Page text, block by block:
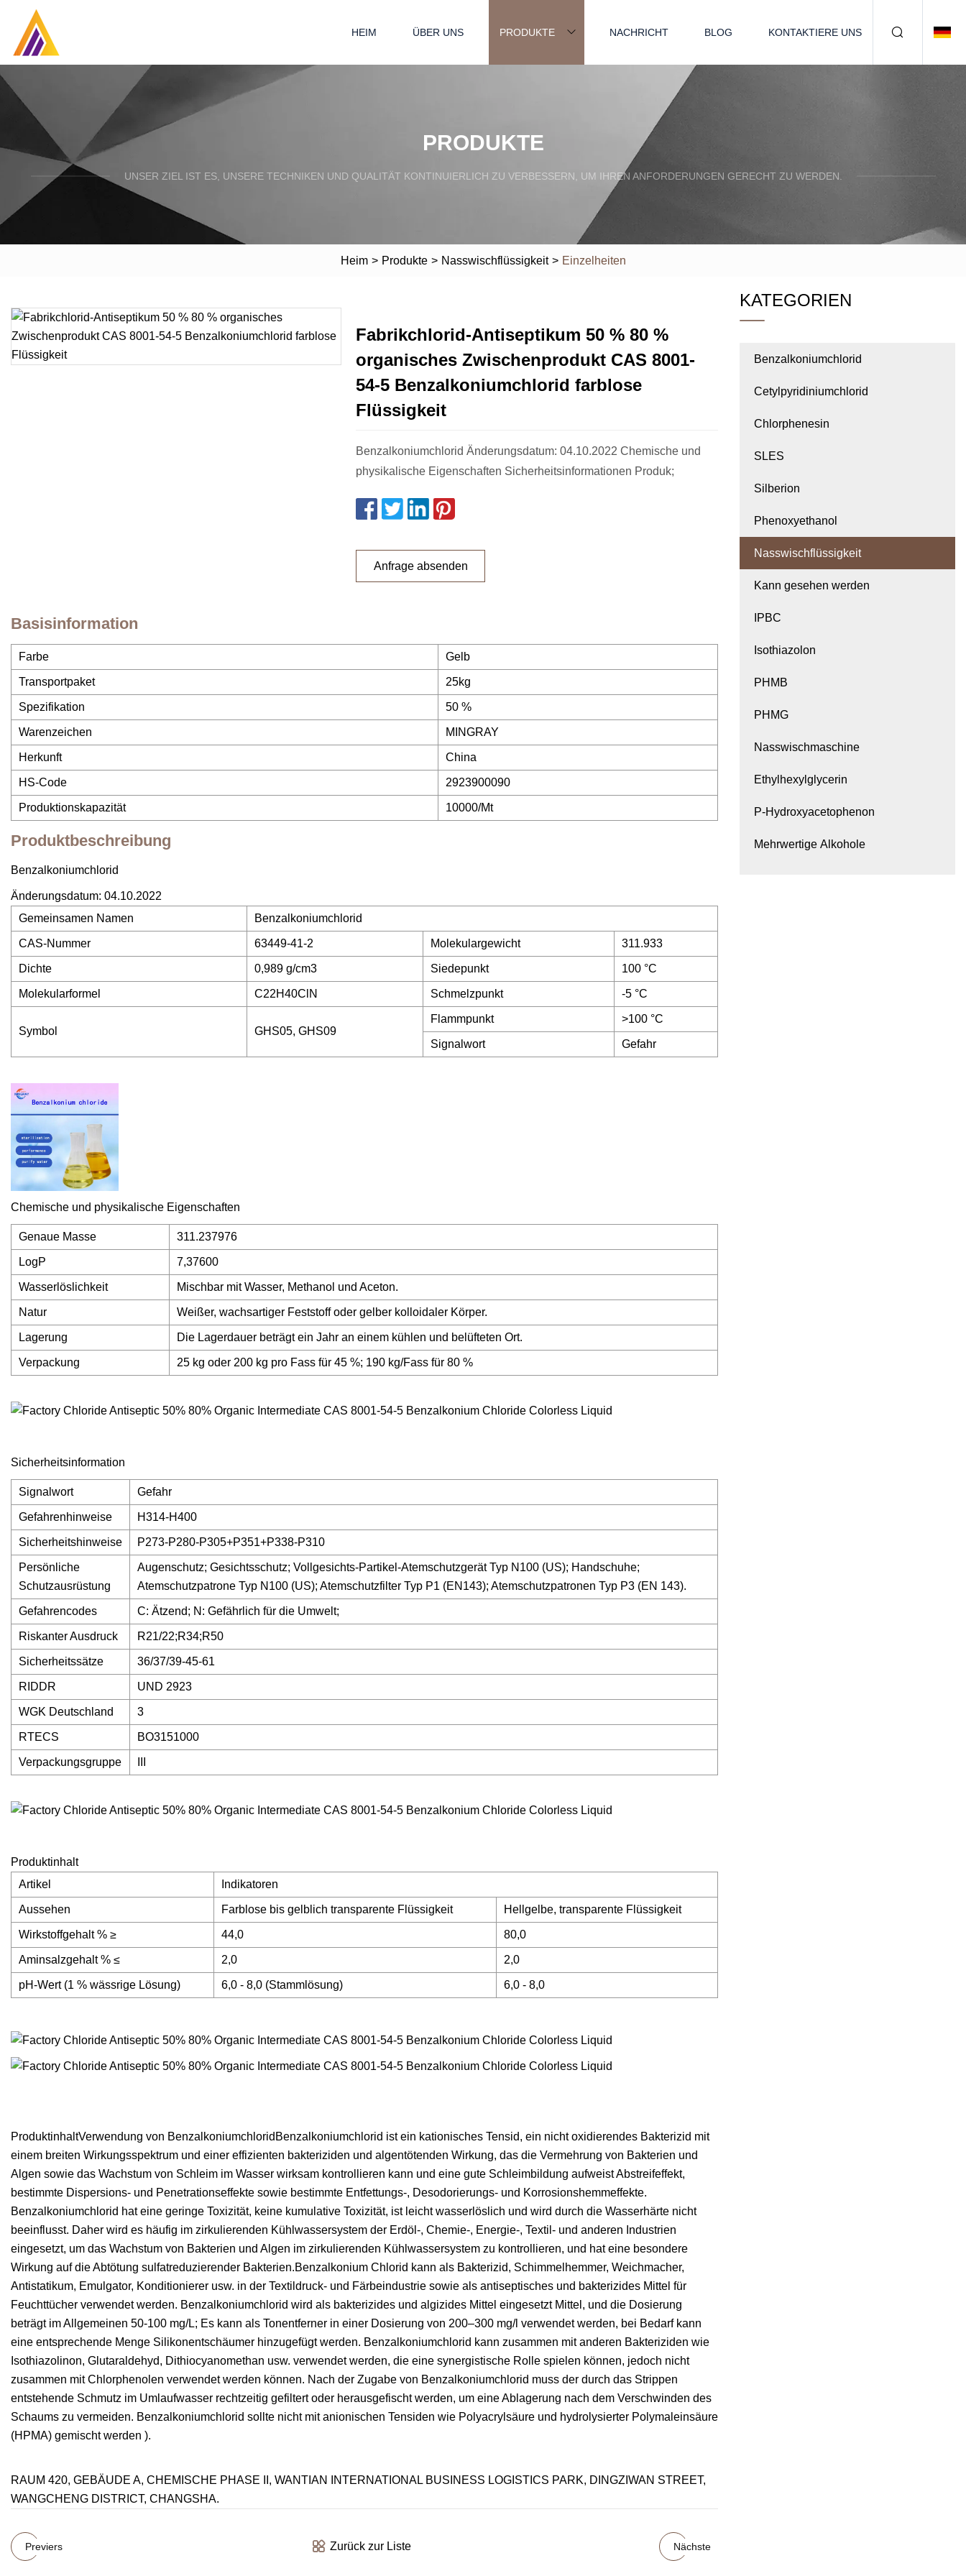
HEIM ÜBER UNS PRODUKTE NACHRICHT BLOG KONTAKTIERE UNS
PRODUKTE
UNSER ZIEL IST ES, UNSERE TECHNIKEN UND QUALITÄT KONTINUIERLICH ZU VERBESSERN, UM IHREN ANFORDERUNGEN GERECHT ZU WERDEN.
Heim > Produkte > Nasswischflüssigkeit > Einzelheiten
Fabrikchlorid-Antiseptikum 50 % 80 %
organisches Zwischenprodukt CAS 8001-
54-5 Benzalkoniumchlorid farblose
Flüssigkeit
Benzalkoniumchlorid Änderungsdatum: 04.10.2022 Chemische und
physikalische Eigenschaften Sicherheitsinformationen Produk;
Anfrage absenden
Basisinformation
Farbe Gelb
Transportpaket 25kg
Spezifikation 50 %
Warenzeichen MINGRAY
Herkunft China
HS-Code 2923900090
Produktionskapazität 10000/Mt
Produktbeschreibung
Benzalkoniumchlorid
Änderungsdatum: 04.10.2022
Gemeinsamen Namen
Benzalkoniumchlorid
CAS-Nummer 63449-41-2 Molekulargewicht 311.933
Dichte 0,989 g/cm3 Siedepunkt 100 °C
Molekularformel C22H40ClN Schmelzpunkt -5 °C
Symbol GHS05, GHS09
Flammpunkt >100 °C
Signalwort Gefahr
Chemische und physikalische Eigenschaften
Genaue Masse 311.237976
LogP 7,37600
Wasserlöslichkeit Mischbar mit Wasser, Methanol und Aceton.
Natur Weißer, wachsartiger Feststoff oder gelber kolloidaler Körper.
Lagerung Die Lagerdauer beträgt ein Jahr an einem kühlen und belüfteten Ort.
Verpackung 25 kg oder 200 kg pro Fass für 45 %; 190 kg/Fass für 80 %
Sicherheitsinformation
Signalwort Gefahr
Gefahrenhinweise H314-H400
Sicherheitshinweise P273-P280-P305+P351+P338-P310
Persönliche
Schutzausrüstung
Augenschutz; Gesichtsschutz; Vollgesichts-Partikel-Atemschutzgerät Typ N100 (US); Handschuhe;
Atemschutzpatrone Typ N100 (US); Atemschutzfilter Typ P1 (EN143); Atemschutzpatronen Typ P3 (EN 143).
Gefahrencodes C: Ätzend; N: Gefährlich für die Umwelt;
Riskanter Ausdruck R21/22;R34;R50
Sicherheitssätze 36/37/39-45-61
RIDDR UND 2923
WGK Deutschland 3
RTECS BO3151000
Verpackungsgruppe
Produktinhalt
Artikel
Indikatoren
Aussehen Farblose bis gelblich transparente Flüssigkeit Hellgelbe, transparente Flüssigkeit
Wirkstoffgehalt % ≥ 44,0 80,0
Aminsalzgehalt % ≤ 2,0 2,0
pH-Wert (1 % wässrige Lösung) 6,0 - 8,0 (Stammlösung) 6,0 - 8,0
ProduktinhaltVerwendung von BenzalkoniumchloridBenzalkoniumchlorid ist ein kationisches Tensid, ein nicht oxidierendes Bakterizid mit
einem breiten Wirkungsspektrum und einer effizienten bakteriziden und algentötenden Wirkung, das die Vermehrung von Bakterien und
Algen sowie das Wachstum von Schleim im Wasser wirksam kontrollieren kann und eine gute Schleimbildung aufweist Abstreifeffekt,
bestimmte Dispersions- und Penetrationseffekte sowie bestimmte Entfettungs-, Desodorierungs- und Korrosionshemmeffekte.
Benzalkoniumchlorid hat eine geringe Toxizität, keine kumulative Toxizität, ist leicht wasserlöslich und wird durch die Wasserhärte nicht
beeinflusst. Daher wird es häufig im zirkulierenden Kühlwassersystem der Erdöl-, Chemie-, Energie-, Textil- und anderen Industrien
eingesetzt, um das Wachstum von Bakterien und Algen im zirkulierenden Kühlwassersystem zu kontrollieren, und hat eine besondere
Wirkung auf die Abtötung sulfatreduzierender Bakterien.Benzalkonium Chlorid kann als Bakterizid, Schimmelhemmer, Weichmacher,
Antistatikum, Emulgator, Konditionierer usw. in der Textildruck- und Färbeindustrie sowie als antiseptisches und bakterizides Mittel für
Feuchttücher verwendet werden. Benzalkoniumchlorid wird als bakterizides und algizides Mittel eingesetzt Mittel, und die Dosierung
beträgt im Allgemeinen 50-100 mg/L; Es kann als Tonentferner in einer Dosierung von 200–300 mg/l verwendet werden, bei Bedarf kann
eine entsprechende Menge Silikonentschäumer hinzugefügt werden. Benzalkoniumchlorid kann zusammen mit anderen Bakteriziden wie
Isothiazolinon, Glutaraldehyd, Dithiocyanomethan usw. verwendet werden, die eine synergistische Rolle spielen können, jedoch nicht
zusammen mit Chlorphenolen verwendet werden können. Nach der Zugabe von Benzalkoniumchlorid muss der durch das Strippen
entstehende Schmutz im Umlaufwasser rechtzeitig gefiltert oder herausgefischt werden, um eine Ablagerung nach dem Verschwinden des
Schaums zu vermeiden. Benzalkoniumchlorid sollte nicht mit anionischen Tensiden wie Polyacrylsäure und hydrolysierter Polymaleinsäure
(HPMA) gemischt werden ).
RAUM 420, GEBÄUDE A, CHEMISCHE PHASE II, WANTIAN INTERNATIONAL BUSINESS LOGISTICS PARK, DINGZIWAN STREET,
WANGCHENG DISTRICT, CHANGSHA.
Previers Zurück zur Liste Nächste
KATEGORIEN
Benzalkoniumchlorid
Cetylpyridiniumchlorid
Chlorphenesin
SLES
Silberion
Phenoxyethanol
Nasswischflüssigkeit
Kann gesehen werden
IPBC
Isothiazolon
PHMB
PHMG
Nasswischmaschine
Ethylhexylglycerin
P-Hydroxyacetophenon
Mehrwertige Alkohole